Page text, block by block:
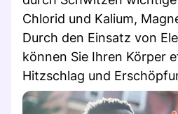
Chlorid und Kalium,
Durch den Einsatz von
können Sie Ihren Körper
Hitzschlag und